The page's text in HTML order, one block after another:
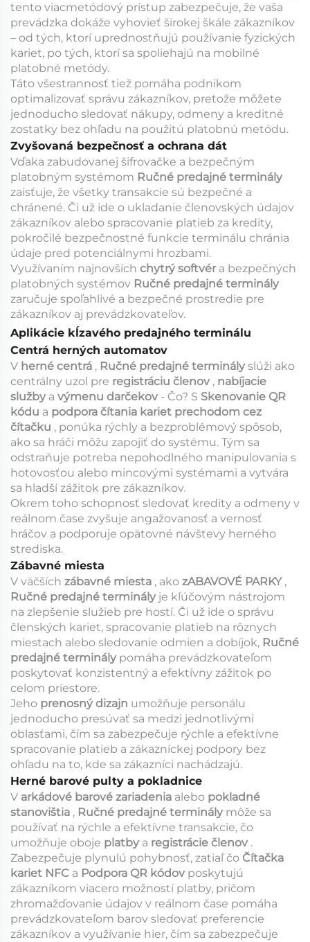
tento viacmetódový prístup zabezpečuje, že vaša
prevádzka dokáže vyhovieť širokej škále zákazníkov
– od tých, ktorí uprednostňujú používanie fyzických
kariet, po tých, ktorí sa spoliehajú na mobilné
platobné metódy.
Táto všestrannosť tiež pomáha podnikom
optimalizovať správu zákazníkov, pretože môžete
jednoducho sledovať nákupy, odmeny a kreditné
zostatky bez ohľadu na použitú platobnú metódu.
Zvyšovaná bezpečnosť a ochrana dát
Vďaka zabudovanej šifrovačke a bezpečným
platobným systémom Ručné predajné terminály
zaisťuje, že všetky transakcie sú bezpečné a
chránené. Či už ide o ukladanie členovských údajov
zákazníkov alebo spracovanie platieb za kredity,
pokročilé bezpečnostné funkcie terminálu chránia
údaje pred potenciálnymi hrozbami.
Využívaním najnovších chytrý softvér a bezpečných
platobných systémov Ručné predajné terminály
zaručuje spoľahlivé a bezpečné prostredie pre
zákazníkov aj prevádzkovateľov.
Aplikácie kĺzavého predajného terminálu
Centrá herných automatov
V herné centrá , Ručné predajné terminályslúži ako
centrálny uzol pre registráciu členov , nabíjacie
služby a výmenu darčekov - Čo? S Skenovanie QR
kódu a podpora čítania kariet prechodom cez
čítačku , ponúka rýchly a bezproblémový spôsob,
ako sa hráči môžu zapojiť do systému. Tým sa
odstraňuje potreba nepohodlného manipulovania s
hotovosťou alebo mincovými systémami a vytvára
sa hladší zážitok pre zákazníkov.
Okrem toho schopnosť sledovať kredity a odmeny v
reálnom čase zvyšuje angažovanosť a vernosť
hráčov a podporuje opätovné návštevy herného
strediska.
Zábavné miesta
V väčších zábavné miesta , ako zABAVOVÉ PARKY ,
Ručné predajné terminály je kľúčovým nástrojom
na zlepšenie služieb pre hostí. Či už ide o správu
členských kariet, spracovanie platieb na rôznych
miestach alebo sledovanie odmien a dobíjok, Ručné
predajné terminály pomáha prevádzkovateľom
poskytovať konzistentný a efektívny zážitok po
celom priestore.
Jeho prenosný dizajn umožňuje personálu
jednoducho presúvať sa medzi jednotlivými
oblasťami, čím sa zabezpečuje rýchle a efektívne
spracovanie platieb a zákazníckej podpory bez
ohľadu na to, kde sa zákazníci nachádzajú.
Herné barové pulty a pokladnice
V arkádové barové zariadenia alebo pokladné
stanovištia , Ručné predajné terminály môže sa
používať na rýchle a efektívne transakcie, čo
umožňuje oboje platby a registrácie členov .
Zabezpečuje plynulú pohybnosť, zatiaľ čo Čítačka
kariet NFC a Podpora QR kódov poskytujú
zákazníkom viacero možností platby, pričom
zhromažďovanie údajov v reálnom čase pomáha
prevádzkovateľom barov sledovať preferencie
zákazníkov a využívanie hier, čím sa zabezpečuje